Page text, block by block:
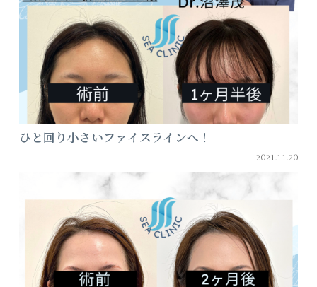
ひと回り小さいファイスラインへ！
2021.11.20